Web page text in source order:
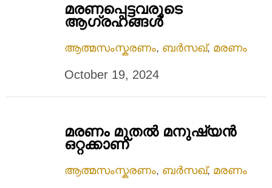
മരണപ്പെട്ടവരുടെ
ആഗ്രഹങ്ങൾ
ആത്മസംസ്കരണം, ബർസഖ്, മരണം
October 19, 2024
മരണം മുതല്‍ മനുഷ്യൻ
ഒറ്റക്കാണ്
ആത്മസംസ്കരണം, ബർസഖ്, മരണം